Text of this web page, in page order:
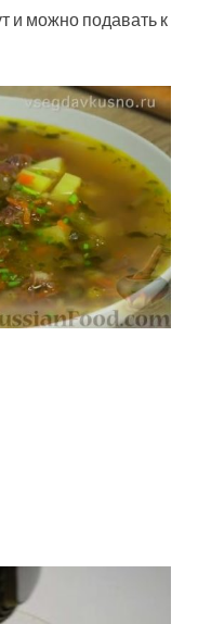
и можно подавать к